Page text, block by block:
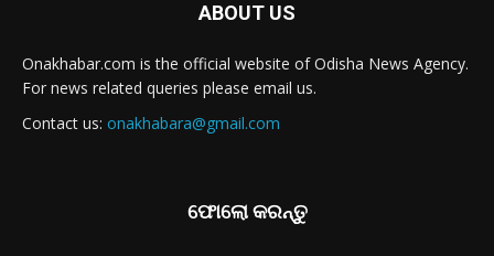
ABOUT US
Onakhabar.com is the official website of Odisha News Agency.
For news related queries please email us.
Contact us: onakhabara@gmail.com
ଫୋଲୋ କରନ୍ତୁ